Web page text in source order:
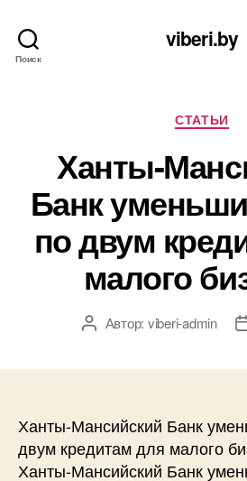
Поиск
viberi.by
СТАТЬИ
Ханты-
Банк
по двум
малого
АвторАвтор: viberi-admin
Ханты-Мансийский Банк
двум кредитам для малого
Ханты-Мансийский Банк